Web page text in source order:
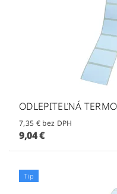
ODLEPITEĽNÁ
7,35 € bez DPH
9,04 €
Tip